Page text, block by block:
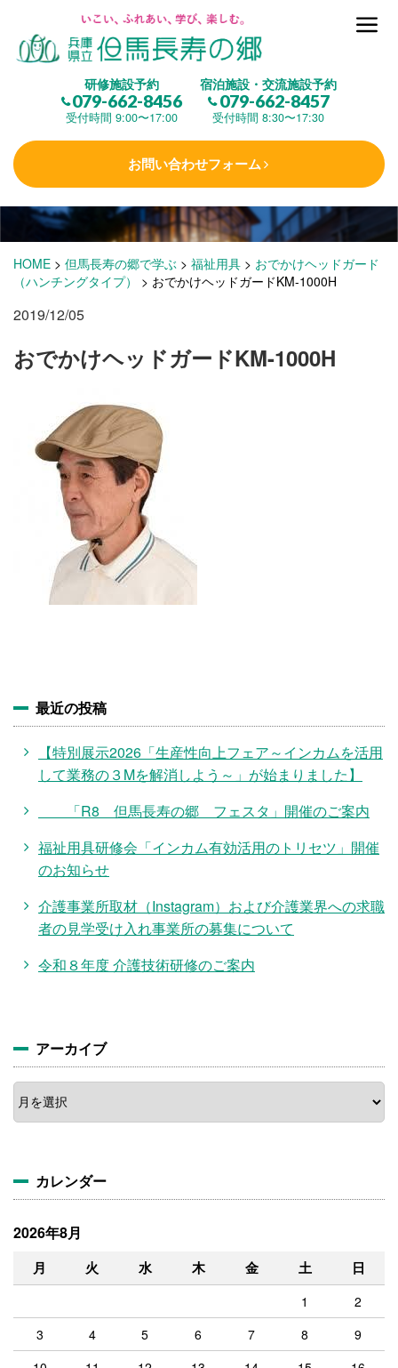
研修施設予約
079-662-8456
受付時間 9:00〜17:00
宿泊施設・交流施設予約
079-662-8457
受付時間 8:30〜17:30
お問い合わせフォーム
但馬長寿の郷とは
(研修施設)
楽しむ
学 ぶ(健康福祉)
泊まる(宿泊)
施設・料金
アクセス
HOME > 但馬長寿の郷で学ぶ > 福祉用具 > おでかけヘッドガード
（ハンチングタイプ）
> おでかけヘッドガードKM-1000H
2019/12/05
おでかけヘッドガードKM-1000H
最近の投稿
【特別展示2026「生産性向上フェア～インカムを活用
して業務の３Mを解消しよう～」が始まりました】
「R8 但馬長寿の郷 フェスタ」開催のご案内
福祉用具研修会「インカム有効活用のトリセツ」開催
のお知らせ
介護事業所取材（Instagram）および介護業界への求職
者の見学受け入れ事業所の募集について
令和８年度 介護技術研修のご案内
アーカイブ
ア
ー
カ
カレンダー
2026年8月
月 火 水 木 金 土 日
1
2
3
4 5 6 7 8
9